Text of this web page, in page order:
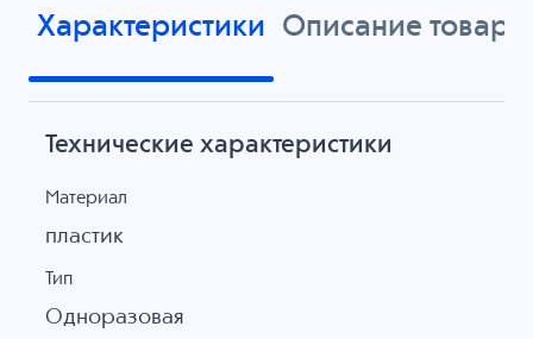
Характеристики Описание товара
Технические характеристики
Материал
пластик
Тип
Одноразовая